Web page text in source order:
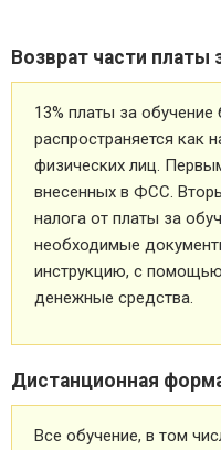
Возврат части платы
13% платы за
распространяется как
физических лиц.
внесенных в ФСС.
налога от платы за
необходимые
инструкцию, с
денежные средства.
Дистанционная
Все обучение, в том